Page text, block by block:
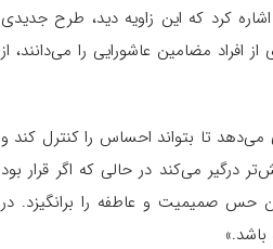
کرد که این زاویه دید، طرح جدیدی
مضامین عاشورایی را می‌دانند، از
تا بتواند احساس را کنترل کند و
درگیر می‌کند در حالی که اگر قرار بود
حس صمیمیت و عاطفه را برانگیزد. در
.
»